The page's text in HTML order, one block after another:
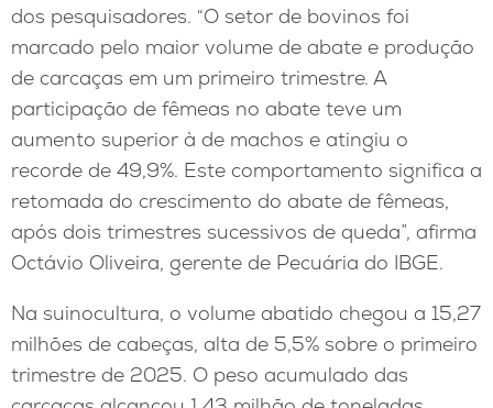
dos pesquisadores. “O setor de bovinos foi
marcado pelo maior volume de abate e produção
de carcaças em um primeiro trimestre. A
participação de fêmeas no abate teve um
aumento superior à de machos e atingiu o
recorde de 49,9%. Este comportamento significa a
retomada do crescimento do abate de fêmeas,
após dois trimestres sucessivos de queda”, afirma
Octávio Oliveira, gerente de Pecuária do IBGE.
Na suinocultura, o volume abatido chegou a 15,27
milhões de cabeças, alta de 5,5% sobre o primeiro
trimestre de 2025. O peso acumulado das